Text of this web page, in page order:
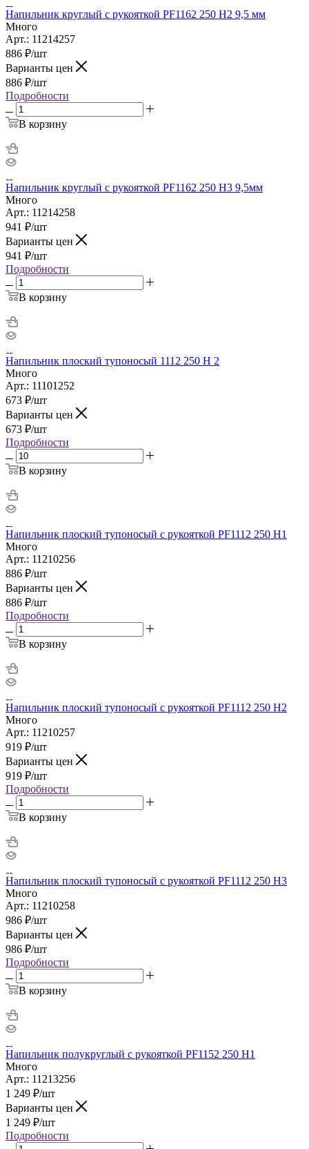
Напильник круглый с рукояткой PF1162 250 H2 9,5 мм
Много
Арт.: 11214257
886 ₽/шт
Варианты цен
886 ₽/шт
Подробности
В корзину
Напильник круглый с рукояткой PF1162 250 H3 9,5мм
Много
Арт.: 11214258
941 ₽/шт
Варианты цен
941 ₽/шт
Подробности
В корзину
Напильник плоский тупоносый 1112 250 Н 2
Много
Арт.: 11101252
673 ₽/шт
Варианты цен
673 ₽/шт
Подробности
В корзину
Напильник плоский тупоносый с рукояткой PF1112 250 H1
Много
Арт.: 11210256
886 ₽/шт
Варианты цен
886 ₽/шт
Подробности
В корзину
Напильник плоский тупоносый с рукояткой PF1112 250 H2
Много
Арт.: 11210257
919 ₽/шт
Варианты цен
919 ₽/шт
Подробности
В корзину
Напильник плоский тупоносый с рукояткой PF1112 250 H3
Много
Арт.: 11210258
986 ₽/шт
Варианты цен
986 ₽/шт
Подробности
В корзину
Напильник полукруглый с рукояткой PF1152 250 H1
Много
Арт.: 11213256
1 249 ₽/шт
Варианты цен
1 249 ₽/шт
Подробности